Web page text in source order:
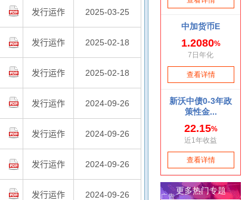
发行运作 2025-03-25
发行运作 2025-02-18
发行运作 2025-02-18
发行运作 2024-09-26
发行运作 2024-09-26
发行运作 2024-09-26
发行运作 2024-09-26